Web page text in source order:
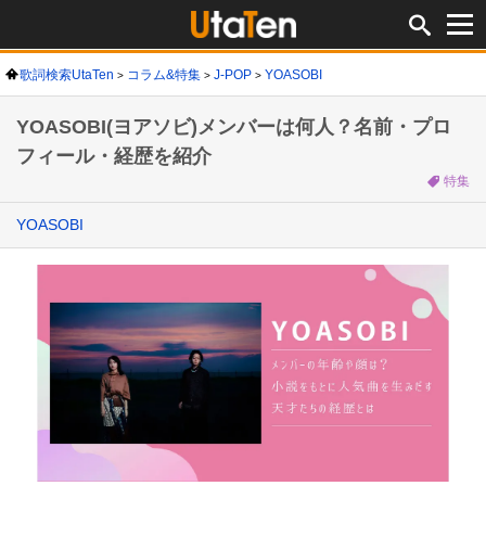
歌詞検索UtaTen コラム&特集 J-POP YOASOBI
YOASOBI(ヨアソビ)メンバーは何人？名前・プロ
フィール・経歴を紹介
特集
YOASOBI